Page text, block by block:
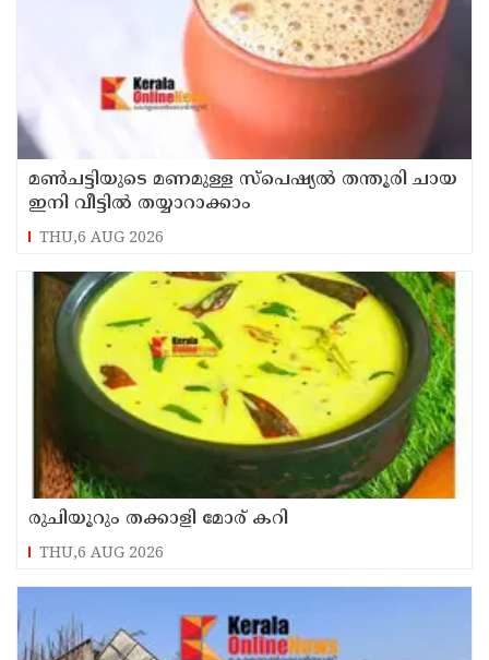
മൺചട്ടിയുടെ മണമുള്ള സ്പെഷ്യൽ തന്തൂരി ചായ
ഇനി വീട്ടിൽ തയ്യാറാക്കാം
THU,6 AUG 2026
രുചിയൂറും തക്കാളി മോര് കറി
THU,6 AUG 2026